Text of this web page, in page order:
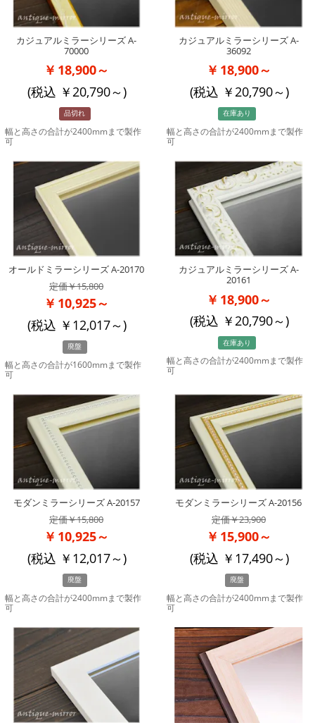
カジュアルミラーシリーズ A-
70000
18,900～
(税込
20,790～)
品切れ
幅と高さの合計が2400mmまで製作
可
カジュアルミラーシリーズ A-
36092
18,900～
(税込
20,790～)
在庫あり
幅と高さの合計が2400mmまで製作
可
オールドミラーシリーズ A-20170
15,800
10,925～
(税込
12,017～)
廃盤
幅と高さの合計が1600mmまで製作
可
カジュアルミラーシリーズ A-
20161
18,900～
(税込
20,790～)
在庫あり
幅と高さの合計が2400mmまで製作
可
モダンミラーシリーズ A-20157
15,800
10,925～
(税込
12,017～)
廃盤
幅と高さの合計が2400mmまで製作
可
モダンミラーシリーズ A-20156
23,900
15,900～
(税込
17,490～)
廃盤
幅と高さの合計が2400mmまで製作
可